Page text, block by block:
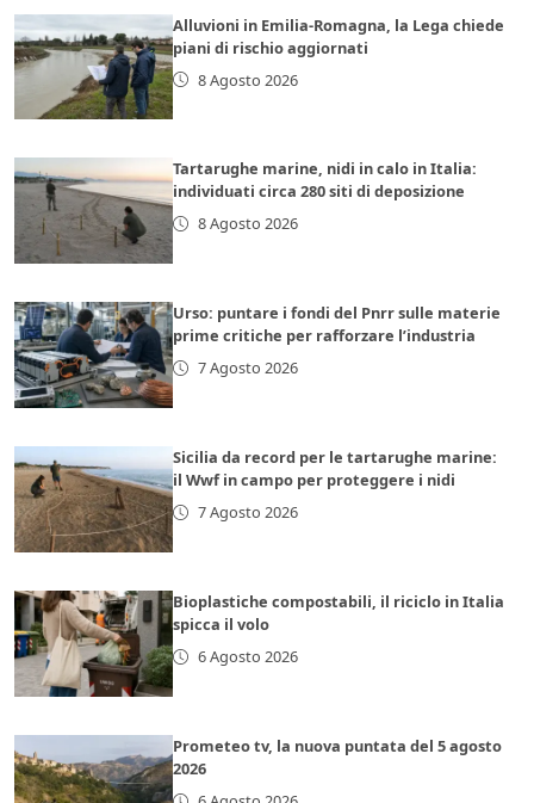
Alluvioni in Emilia-Romagna, la Lega chiede
piani di rischio aggiornati
8 Agosto 2026
Tartarughe marine, nidi in calo in Italia:
individuati circa 280 siti di deposizione
8 Agosto 2026
Urso: puntare i fondi del Pnrr sulle materie
prime critiche per rafforzare l’industria
7 Agosto 2026
Sicilia da record per le tartarughe marine:
il Wwf in campo per proteggere i nidi
7 Agosto 2026
Bioplastiche compostabili, il riciclo in Italia
spicca il volo
6 Agosto 2026
Prometeo tv, la nuova puntata del 5 agosto
2026